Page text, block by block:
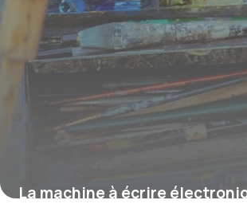
La machine à écrire